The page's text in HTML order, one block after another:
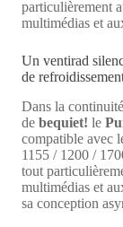
particulièrement
multimédias et
Un ventirad
de
Dans la
de bequiet! le
compatible avec
1155 / 1200 /
tout
multimédias et
sa conception